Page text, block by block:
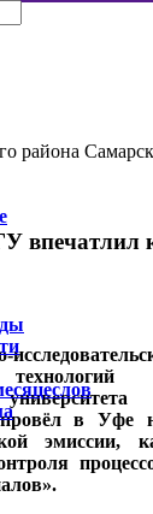
района
впечатлил
в Уфе
эмиссии,